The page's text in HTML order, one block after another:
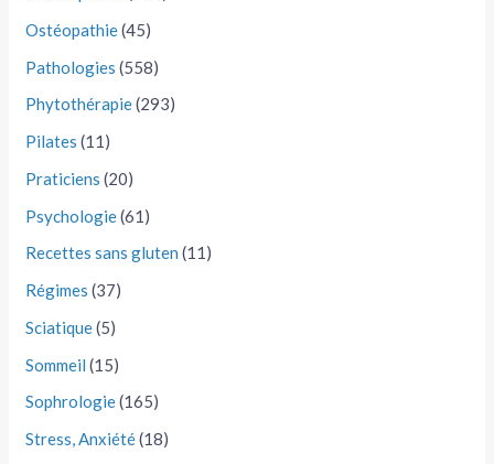
Ostéopathie(45)
Pathologies (558)
Phytothérapie(293)
Pilates (11)
Praticiens (20)
Psychologie(61)
Recettes sans gluten (11)
Régimes (37)
Sciatique(5)
Sommeil (15)
Sophrologie(165)
Stress, Anxiété(18)